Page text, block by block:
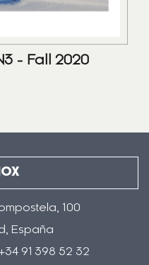
- Fall 2020
100
España
91 398 52 32